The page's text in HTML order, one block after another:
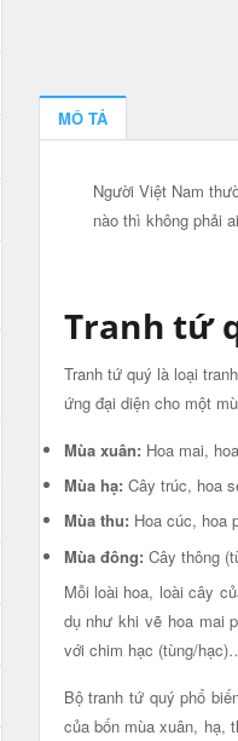
MÔ TẢ
Người Việt Nam
nào thì không phải
Tranh tứ
Tranh tứ quý là loại
ứng đại diện cho một
Mùa xuân: Hoa mai,
Mùa hạ: Cây trúc, hoa
Mùa thu: Hoa cúc, hoa
Mùa đông: Cây thông
Mỗi loài hoa, loài cây
dụ như khi vẽ hoa mai
với chim hạc (tùng/
Bộ tranh tứ quý phổ
của bốn mùa xuân, hạ,